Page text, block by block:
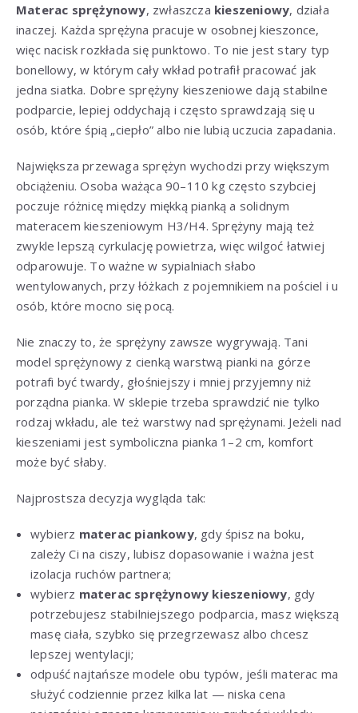
Materac sprężynowy, zwłaszcza kieszeniowy, działa
inaczej. Każda sprężyna pracuje w osobnej kieszonce,
więc nacisk rozkłada się punktowo. To nie jest stary typ
bonellowy, w którym cały wkład potrafił pracować jak
jedna siatka. Dobre sprężyny kieszeniowe dają stabilne
podparcie, lepiej oddychają i często sprawdzają się u
osób, które śpią „ciepło” albo nie lubią uczucia zapadania.
Największa przewaga sprężyn wychodzi przy większym
obciążeniu. Osoba ważąca 90–110 kg często szybciej
poczuje różnicę między miękką pianką a solidnym
materacem kieszeniowym H3/H4. Sprężyny mają też
zwykle lepszą cyrkulację powietrza, więc wilgoć łatwiej
odparowuje. To ważne w sypialniach słabo
wentylowanych, przy łóżkach z pojemnikiem na pościel i u
osób, które mocno się pocą.
Nie znaczy to, że sprężyny zawsze wygrywają. Tani
model sprężynowy z cienką warstwą pianki na górze
potrafi być twardy, głośniejszy i mniej przyjemny niż
porządna pianka. W sklepie trzeba sprawdzić nie tylko
rodzaj wkładu, ale też warstwy nad sprężynami. Jeżeli nad
kieszeniami jest symboliczna pianka 1–2 cm, komfort
może być słaby.
Najprostsza decyzja wygląda tak:
wybierz materac piankowy, gdy śpisz na boku,
zależy Ci na ciszy, lubisz dopasowanie i ważna jest
izolacja ruchów partnera;
wybierz materac sprężynowy kieszeniowy, gdy
potrzebujesz stabilniejszego podparcia, masz większą
masę ciała, szybko się przegrzewasz albo chcesz
lepszej wentylacji;
odpuść najtańsze modele obu typów, jeśli materac ma
służyć codziennie przez kilka lat — niska cena